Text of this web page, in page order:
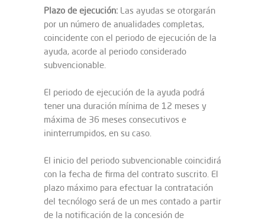
Plazo de ejecución: Las ayudas se otorgarán
por un número de anualidades completas,
coincidente con el periodo de ejecución de la
ayuda, acorde al periodo considerado
subvencionable.
El periodo de ejecución de la ayuda podrá
tener una duración mínima de 12 meses y
máxima de 36 meses consecutivos e
ininterrumpidos, en su caso.
El inicio del periodo subvencionable coincidirá
con la fecha de firma del contrato suscrito. El
plazo máximo para efectuar la contratación
del tecnólogo será de un mes contado a partir
de la notificación de la concesión de